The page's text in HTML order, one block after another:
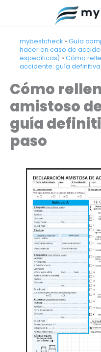
mybestcheck » Guía
hacer en caso de
específicas) » Cómo
accidente: guía
Cómo
amistoso
guía
paso